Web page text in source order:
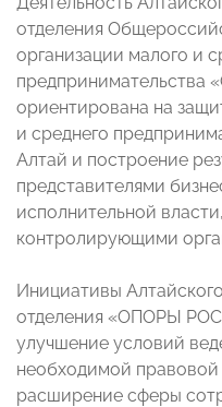
отделения
организации малого и
ориентирована на
и среднего
Алтай и построение
представителями
исполнительной
контролирующими
Инициативы
отделения «ОПОРЫ
улучшение условий
необходимой
расширение сферы